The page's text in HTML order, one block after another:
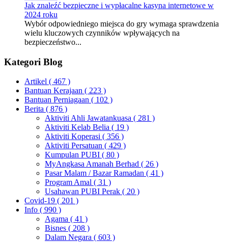
Jak znaleźć bezpieczne i wypłacalne kasyna internetowe w
2024 roku
Wybór odpowiedniego miejsca do gry wymaga sprawdzenia
wielu kluczowych czynników wpływających na
bezpieczeństwo...
Kategori Blog
Artikel ( 467 )
Bantuan Kerajaan ( 223 )
Bantuan Perniagaan ( 102 )
Berita ( 876 )
Aktiviti Ahli Jawatankuasa ( 281 )
Aktiviti Kelab Belia ( 19 )
Aktiviti Koperasi ( 356 )
Aktiviti Persatuan ( 429 )
Kumpulan PUBI ( 80 )
MyAngkasa Amanah Berhad ( 26 )
Pasar Malam / Bazar Ramadan ( 41 )
Program Amal ( 31 )
Usahawan PUBI Perak ( 20 )
Covid-19 ( 201 )
Info ( 990 )
Agama ( 41 )
Bisnes ( 208 )
Dalam Negara ( 603 )